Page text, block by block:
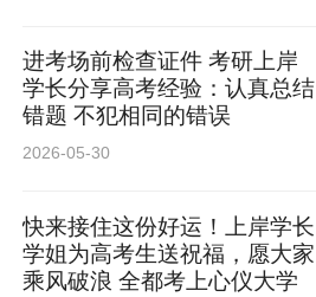
进考场前检查证件 考研上岸
学长分享高考经验：认真总结
错题 不犯相同的错误
2026-05-30
快来接住这份好运！上岸学长
学姐为高考生送祝福，愿大家
乘风破浪 全都考上心仪大学